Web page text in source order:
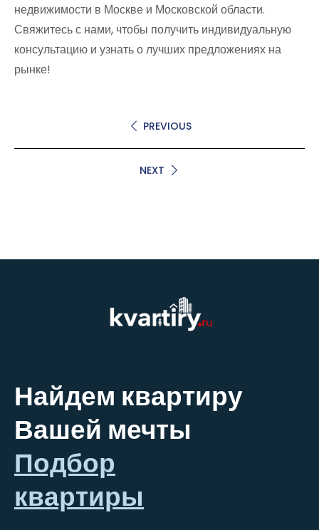
недвижимости в Москве и Московской области.
Свяжитесь с нами, чтобы получить индивидуальную
консультацию и узнать о лучших предложениях на
рынке!
PREVIOUS
NEXT
Найдем квартиру
Вашей мечты
Подбор
квартиры